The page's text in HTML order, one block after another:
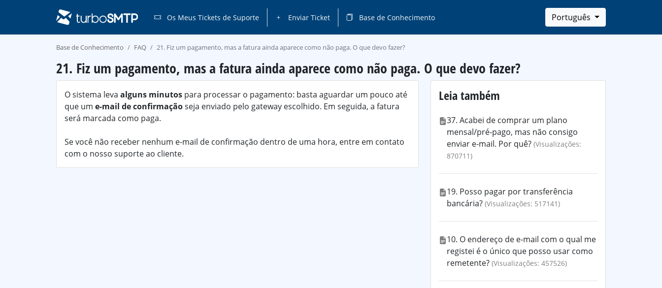
Os Meus Tickets de Suporte Enviar Ticket Base de Conhecimento Português
Base de Conhecimento FAQ 21. Fiz um pagamento, mas a fatura ainda aparece como não paga. O que devo fazer?
21. Fiz um pagamento, mas a fatura ainda aparece como não paga. O que devo fazer?
O sistema leva alguns minutos para processar o pagamento: basta aguardar um pouco até
que um e-mail de confirmaçãoseja enviado pelo gateway escolhido. Em seguida, a fatura
será marcada como paga.
Se você não receber nenhum e-mail de confirmação dentro de uma hora, entre em contato
com o nosso suporte ao cliente.
Leia também
37. Acabei de comprar um plano
mensal/pré-pago, mas não consigo
enviar e-mail. Por quê? (Visualizações:
870711)
19. Posso pagar por transferência
bancária? (Visualizações: 517141)
10. O endereço de e-mail com o qual me
registei é o único que posso usar como
remetente? (Visualizações: 457526)